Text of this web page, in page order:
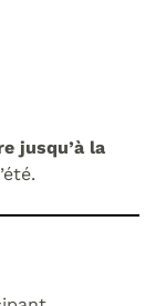
jusqu’à la